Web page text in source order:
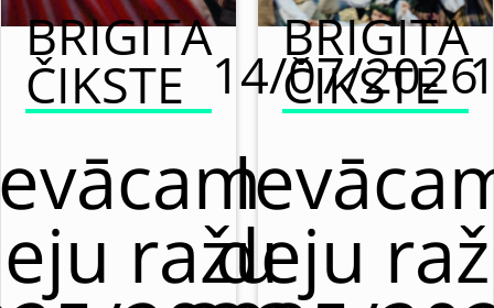
BRIGITA
ČIKSTE 14/07/2026
ražu
BRIGITA
ČIKSTE
deju